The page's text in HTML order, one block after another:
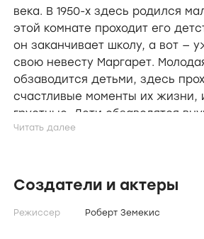
века. В 1950-х здесь родился
этой комнате проходит его
он заканчивает школу, а вот —
свою невесту Маргарет.
обзаводится детьми, здесь
счастливые моменты их жизни,
грустные. Дети обзаводятся
Маргарет начинают понимать,
Создатели и актеры
Режиссер Роберт Земекис